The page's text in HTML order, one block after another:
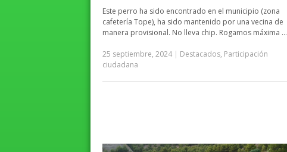
Este perro ha sido encontrado en el municipio (zona
cafetería Tope), ha sido mantenido por una vecina de
manera provisional. No lleva chip. Rogamos máxima …
25 septiembre, 2024 | Destacados, Participación
ciudadana